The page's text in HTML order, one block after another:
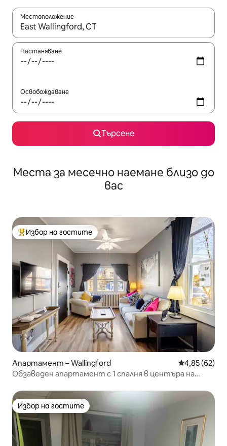
Местоположение
Когато резултатите се покажат, използвайте
Настаняване
Освобождаване
Търсене
Места за месечно наемане близо до
вас
Най-популярен избор на гостите
Избор на гостите
Апартамент – Wallingford Средна
4,85 (62)
Обзаведен апартамент с 1 спалня в центъра на
Избор на гостите
Избор на гостите